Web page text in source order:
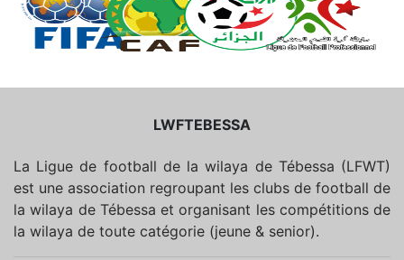
LWFTEBESSA
La Ligue de football de la wilaya de Tébessa (LFWT)
est une association regroupant les clubs de football de
la wilaya de Tébessa et organisant les compétitions de
la wilaya de toute catégorie (jeune & senior).